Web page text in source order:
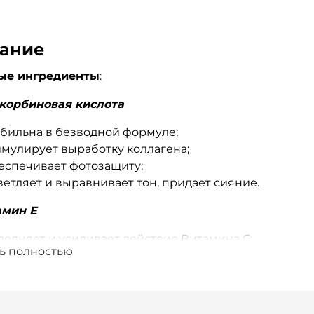
ингредиенты:
кислота
в безводной формуле;
выработку коллагена;
фотозащиту;
и выравнивает тон, придает сияние.
Е
и усиливает действие Витамина С;
барьерную функцию кожи;
полностью